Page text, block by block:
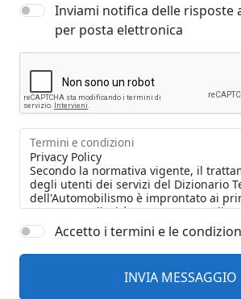
Inviami notifica delle risposte
per posta elettronica
Termini e condizioni
Accetto i termini e le